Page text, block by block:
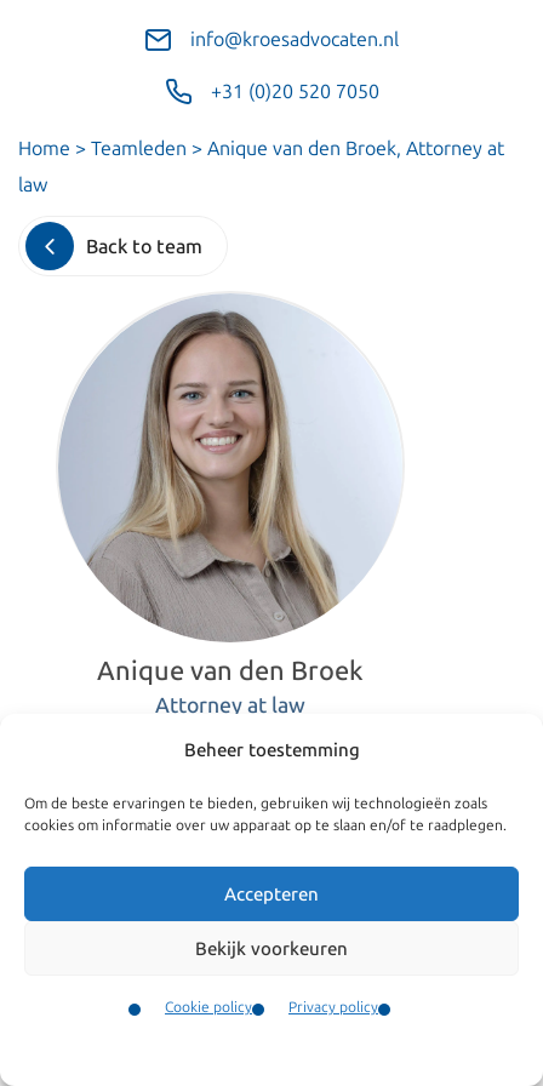
Beheer toestemming
Om de beste ervaringen te bieden, gebruiken wij technologieën zoals
cookies om informatie over uw apparaat op te slaan en/of te raadplegen.
Accepteren
Bekijk voorkeuren
Cookie policy Privacy policy
info@kroesadvocaten.nl
+31 (0)20 520 7050
Home > Teamleden > Anique van den Broek, Attorney at
law
Back to team
Anique van den Broek
Attorney at law
+31(0)205207058
vandenbroek@kroesadvocaten.nl
LinkedIn
Anique van den Broek, Attorney at law